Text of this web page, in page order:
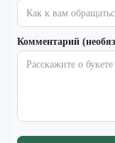
Комментарий